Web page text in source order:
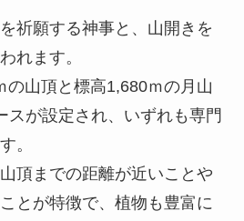
祈願する神事と、山開きを
れます。
の山頂と標高1,680ｍの月山
スが設定され、いずれも専門
。
頂までの距離が近いことや
とが特徴で、植物も豊富に